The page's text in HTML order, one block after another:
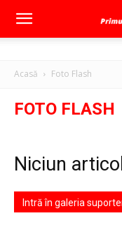
Acasă Foto Flash
FOTO FLASH
Niciun
Intră în galeria